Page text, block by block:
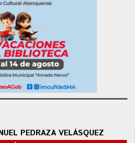
PEDRAZA VELÁSQUEZ